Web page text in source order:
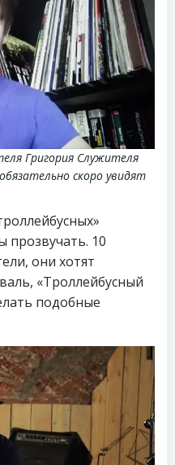
Григория Служителя
скоро увидят
прозвучать. 10
они хотят
«Троллейбусный
подобные